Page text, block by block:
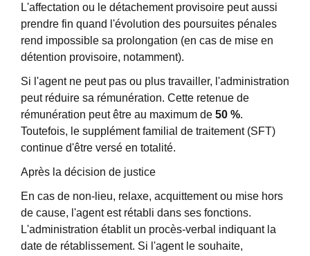
L'affectation ou le détachement provisoire peut aussi
prendre fin quand l'évolution des poursuites pénales
rend impossible sa prolongation (en cas de mise en
détention provisoire, notamment).
Si l'agent ne peut pas ou plus travailler, l'administration
peut réduire sa rémunération. Cette retenue de
rémunération peut être au maximum de 50 %.
Toutefois, le supplément familial de traitement (SFT)
continue d'être versé en totalité.
Après la décision de justice
En cas de non-lieu, relaxe, acquittement ou mise hors
de cause, l'agent est rétabli dans ses fonctions.
L'administration établit un procès-verbal indiquant la
date de rétablissement. Si l'agent le souhaite,